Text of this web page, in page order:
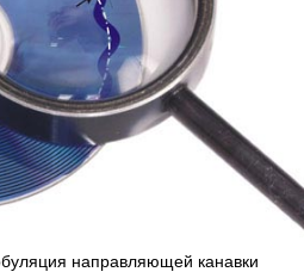
направляющей канавки